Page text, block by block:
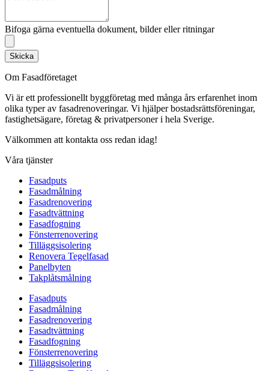
Bifoga gärna eventuella dokument, bilder eller ritningar
Skicka
Om Fasadföretaget
Vi är ett professionellt byggföretag med många års erfarenhet inom
olika typer av fasadrenoveringar. Vi hjälper bostadsrättsföreningar,
fastighetsägare, företag & privatpersoner i hela Sverige.
Välkommen att kontakta oss redan idag!
Våra tjänster
Fasadputs
Fasadmålning
Fasadrenovering
Fasadtvättning
Fasadfogning
Fönsterrenovering
Tilläggsisolering
Renovera Tegelfasad
Panelbyten
Takplåtsmålning
Fasadputs
Fasadmålning
Fasadrenovering
Fasadtvättning
Fasadfogning
Fönsterrenovering
Tilläggsisolering